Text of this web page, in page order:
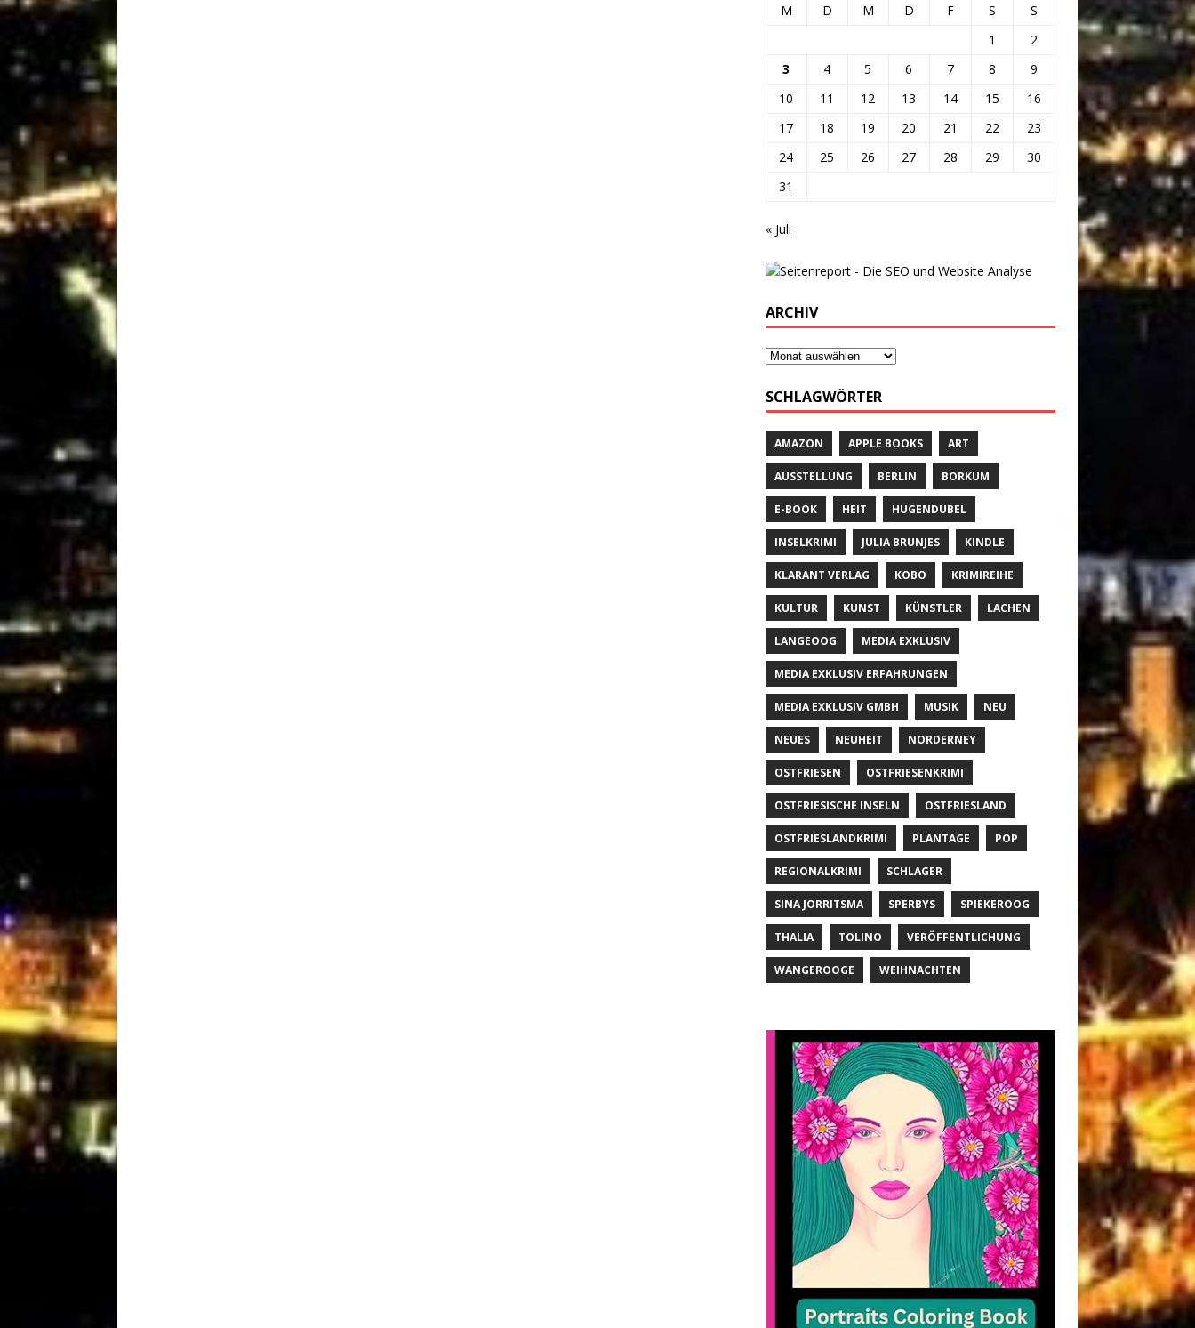
M D M D F S
S
1
2
3
4 5 6 7 8
9
10
11 12 13 14 15
16
17
18 19 20 21 22
23
24
25 26 27 28 29
30
31
« Juli
ARCHIV
SCHLAGWÖRTER
AMAZON APPLE BOOKS ART
AUSSTELLUNG BERLIN BORKUM
E-BOOK HEIT HUGENDUBEL
INSELKRIMI JULIA BRUNJES KINDLE
KLARANT VERLAG KOBO KRIMIREIHE
KULTUR KUNST KÜNSTLER LACHEN
LANGEOOG MEDIA EXKLUSIV
MEDIA EXKLUSIV ERFAHRUNGEN
MEDIA EXKLUSIV GMBH MUSIK NEU
NEUES NEUHEIT NORDERNEY
OSTFRIESEN OSTFRIESENKRIMI
OSTFRIESISCHE INSELN OSTFRIESLAND
OSTFRIESLANDKRIMI PLANTAGE POP
REGIONALKRIMI SCHLAGER
SINA JORRITSMA SPERBYS SPIEKEROOG
THALIA TOLINO VERÖFFENTLICHUNG
WANGEROOGE WEIHNACHTEN